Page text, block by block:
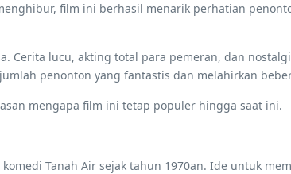
film ini berhasil menarik perhatian
Cerita lucu, akting total para pemeran, dan
penonton yang fantastis dan melahirkan
mengapa film ini tetap populer hingga saat ini.
Tanah Air sejak tahun 1970an. Ide untuk